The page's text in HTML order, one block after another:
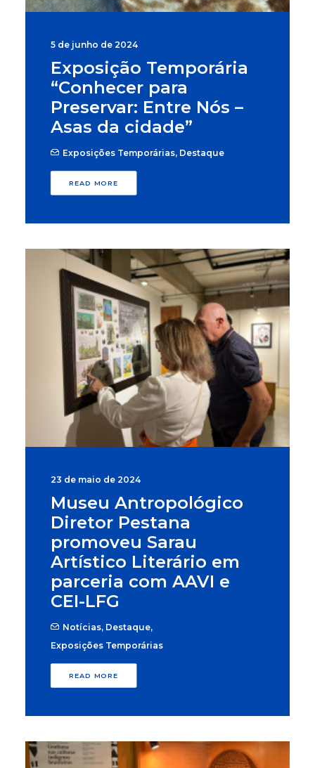
5 de junho de 2024
Exposição Temporária
“Conhecer para
Preservar: Entre Nós –
Asas da cidade”
Exposições Temporárias, Destaque
READ MORE
23 de maio de 2024
Museu Antropológico
Diretor Pestana
promoveu Sarau
Artístico Literário em
parceria com AAVI e
CEI-LFG
Notícias, Destaque,
Exposições Temporárias
READ MORE